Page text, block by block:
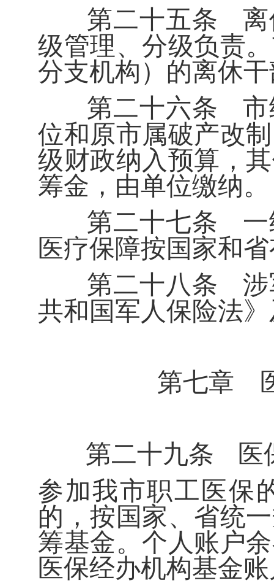
第二十五条
级管理、分级负责
分支机构）的离休
第二十六条
位和原市属破产改
级财政纳入预算，
筹金，由单位缴纳。
第二十七条
医疗保障按国家和
第二十八条
共和国军人保险法
第七章
第二十九条
医
参加我市职工医保
的，按国家、省统
筹基金。个人账户
医保经办机构基金